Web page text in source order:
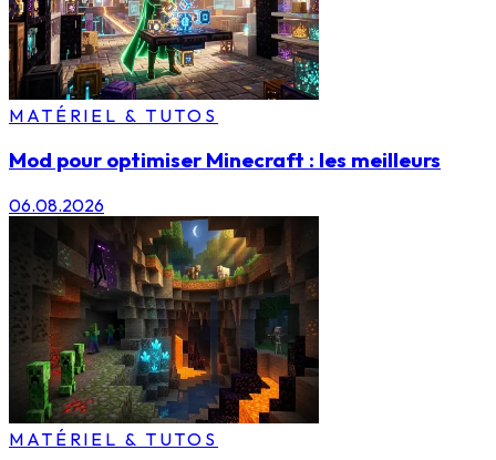
MATÉRIEL & TUTOS
Mod pour optimiser Minecraft : les meilleurs
06.08.2026
MATÉRIEL & TUTOS